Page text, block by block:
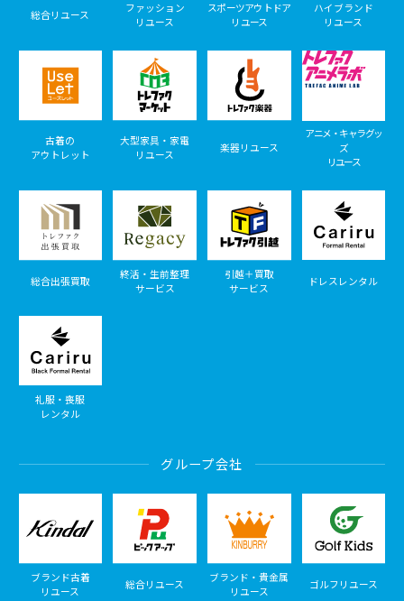
総合リユース
ファッション
リユース
スポーツアウトドア
リユース
ハイブランド
リユース
古着の
アウトレット
大型家具・家電
リユース
楽器リユース
アニメ・キャラグッ
ズ
リユース
総合出張買取
終活・生前整理
サービス
引越＋買取
サービス
ドレスレンタル
礼服・喪服
レンタル
グループ会社
ブランド古着
リユース
総合リユース
ブランド・貴金属
リユース
ゴルフリユース